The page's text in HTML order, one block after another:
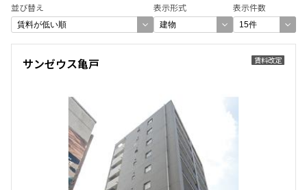
並び替え 表示形式 表示件数
選び方を変更する
件
お部屋を再検索
賃料改定
サンゼウス亀戸